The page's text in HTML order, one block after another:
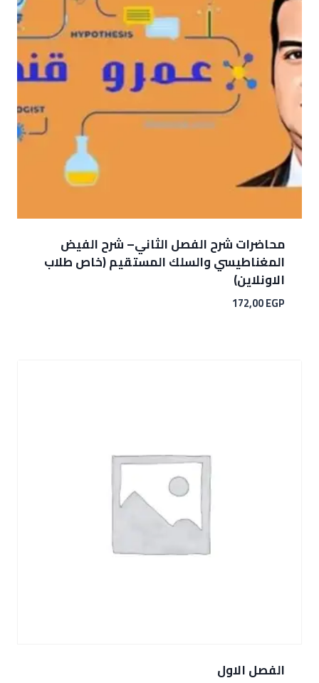
محاضرات شرح الفصل الثاني– شرح الفيض
المغناطيسي والسلك المستقيم (خاص طلاب
الاونلاين)
172,00EGP
الفصل الاول